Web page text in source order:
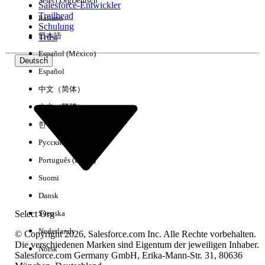
Erfahrung
Keine Ergebnisse
Salesforce-Entwickler
Trailhead
Schulung
Trust
Deutsch
Select Org
Italiano
日本語
Español (México)
Español
中文（简体）
中文（繁體）
한국어
Русский
Português (Brasil)
Suomi
Dansk
Svenska
Nederlands
Norsk
© Copyright 2026, Salesforce.com Inc. Alle Rechte vorbehalten.
Die verschiedenen Marken sind Eigentum der jeweiligen Inhaber.
Salesforce.com Germany GmbH, Erika-Mann-Str. 31, 80636